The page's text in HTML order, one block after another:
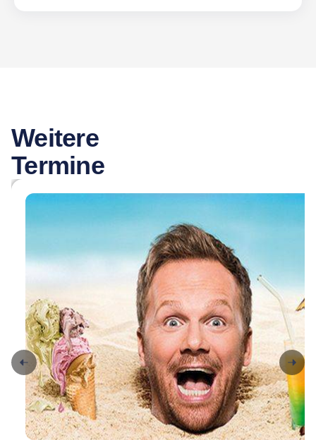
Weitere
Termine